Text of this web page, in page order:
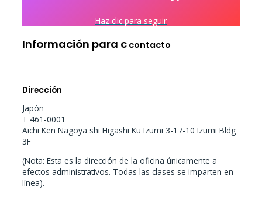
Haz clic para seguir
Información para c contacto
Dirección
Japón
T 461-0001
Aichi Ken Nagoya shi Higashi Ku Izumi 3-17-10 Izumi Bldg
3F
(Nota: Esta es la dirección de la oficina únicamente a
efectos administrativos. Todas las clases se imparten en
línea).